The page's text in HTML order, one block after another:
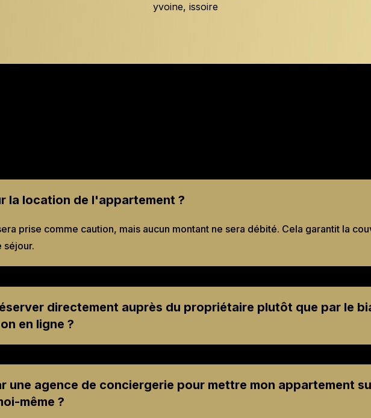
yvoine, issoire
la location de l'appartement ?
prise comme caution, mais aucun montant ne sera débité. Cela garantit la
séjour.
directement auprès du propriétaire plutôt que par le
en ligne ?
une agence de conciergerie pour mettre mon appartement
même ?